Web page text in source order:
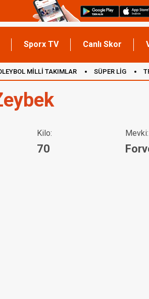
Sporx TV Canlı Skor
MİLLİ TAKIMLAR SÜPER LİG
Kilo:
70
Mevki: